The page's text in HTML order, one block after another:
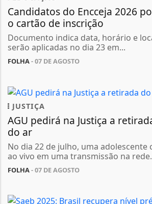
Candidatos do Encceja 2026
o cartão de inscrição
Documento indica data, horário e
serão aplicadas no dia 23 em...
FOLHA- 07 DE AGOSTO
JUSTIÇA
AGU pedirá na Justiça a
do ar
No dia 22 de julho, uma adolescente
ao vivo em uma transmissão na
FOLHA- 07 DE AGOSTO